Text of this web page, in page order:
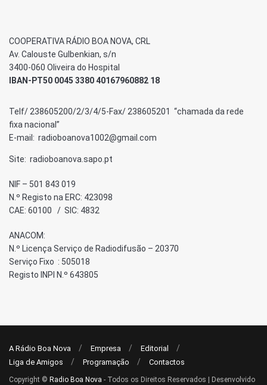
COOPERATIVA RÁDIO BOA NOVA, CRL
Av. Calouste Gulbenkian, s/n
3400-060 Oliveira do Hospital
IBAN-PT50 0045 3380 40167960882 18
Telf/ 238605200/2/3/4/5-Fax/ 238605201 “chamada da rede
fixa nacional”
E-mail: radioboanova1002@gmail.com
Site: radioboanova.sapo.pt
NIF – 501 843 019
N.º Registo na ERC: 423098
CAE: 60100 / SIC: 4832
ANACOM:
N.º Licença Serviço de Radiodifusão – 20370
Serviço Fixo : 505018
Registo INPI N.º 643805
A Rádio Boa Nova Empresa
Editorial
Liga de Amigos
Programação Contactos
Copyright © Radio Boa Nova - Todos os Direitos Reservados | Desenvolvido